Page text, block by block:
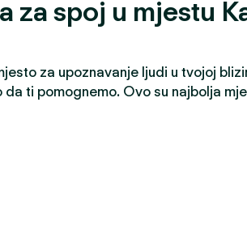
za spoj u mjestu
za upoznavanje ljudi u tvojoj
da ti pomognemo. Ovo su najbolja